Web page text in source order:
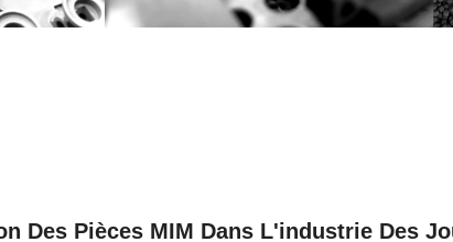
Des Pièces MIM Dans L'industrie Des